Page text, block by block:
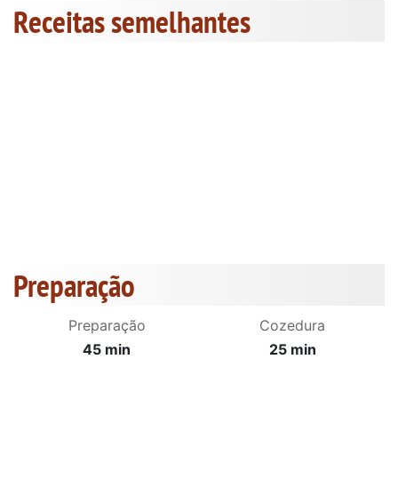
Receitas semelhantes
Preparação
Preparação
45 min
Cozedura
25 min